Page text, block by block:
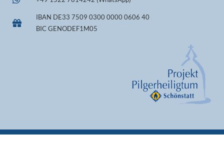
IBAN DE33 7509 0300 0000 0606 40
BIC GENODEF1M05